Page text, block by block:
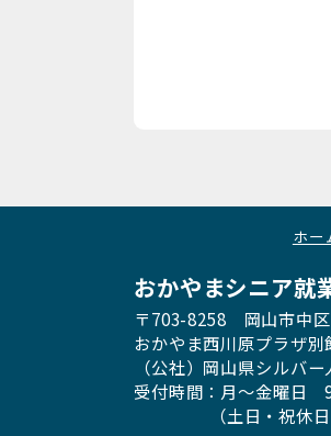
ホー
おかやまシニア就
〒703-8258 岡山市中
おかやま西川原プラザ別
（公社）岡山県シルバ
受付時間：月〜金曜日
（土日・祝休